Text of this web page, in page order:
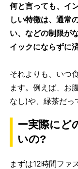
何と言っても、イ
しい特徴は、通常
い、などの制限が
イックにならずに
それよりも、いつ
ます。例えば、お
なし)や、緑茶だっ
ー実際にど
いの?
まずは12時間ファ